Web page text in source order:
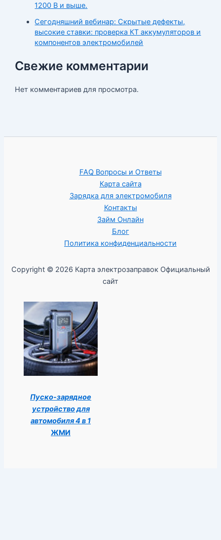
1200 В и выше.
Сегодняшний вебинар: Скрытые дефекты,
высокие ставки: проверка КТ аккумуляторов и
компонентов электромобилей
Свежие комментарии
Нет комментариев для просмотра.
FAQ Вопросы и Ответы
Карта сайта
Зарядка для электромобиля
Контакты
Займ Онлайн
Блог
Политика конфиденциальности
Copyright © 2026 Карта электрозаправок Официальный
сайт
Пуско-зарядное
устройство для
автомобиля 4 в 1
ЖМИ